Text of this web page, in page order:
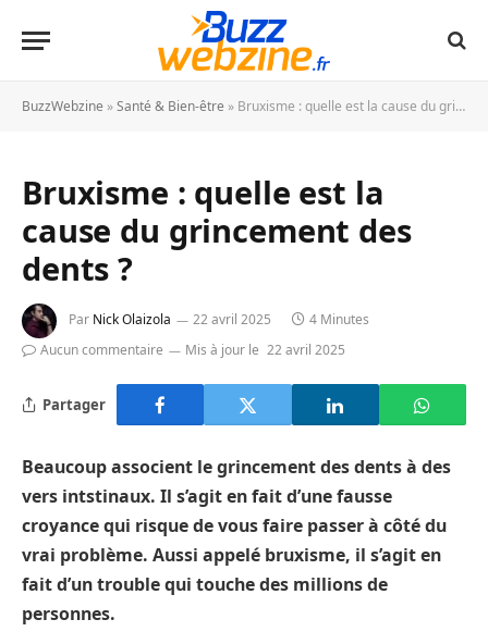
BuzzWebzine »Santé & Bien-être » Bruxisme : quelle est la cause du grincement des dents ?
Bruxisme : quelle est la
cause du grincement des
dents ?
Par Nick Olaizola 22 avril 2025
4 Minutes
Aucun commentaire
Mis à jour le 22 avril 2025
Partager
Beaucoup associent le grincement des dents à des
vers intstinaux. Il s’agit en fait d’une fausse
croyance qui risque de vous faire passer à côté du
vrai problème. Aussi appelé bruxisme, il s’agit en
fait d’un trouble qui touche des millions de
personnes.